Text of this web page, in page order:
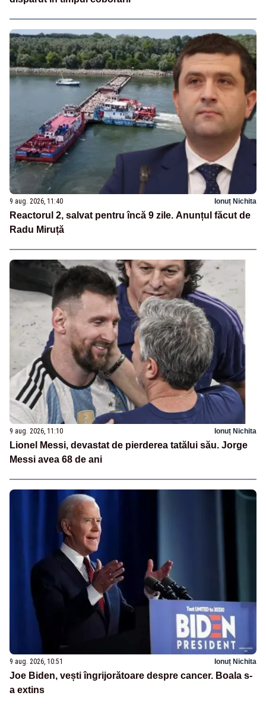
9 aug. 2026, 11:40 Ionuț Nichita
Reactorul 2, salvat pentru încă 9 zile. Anunțul făcut de
Radu Miruță
9 aug. 2026, 11:10 Ionuț Nichita
Lionel Messi, devastat de pierderea tatălui său. Jorge
Messi avea 68 de ani
9 aug. 2026, 10:51 Ionuț Nichita
Joe Biden, vești îngrijorătoare despre cancer. Boala s-
a extins